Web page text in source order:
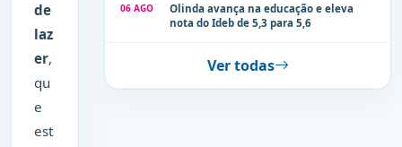
de
laz
er,
qu
e
est
06 AGO
Olinda avança na educação e eleva
nota do Ideb de 5,3 para 5,6
Ver todas